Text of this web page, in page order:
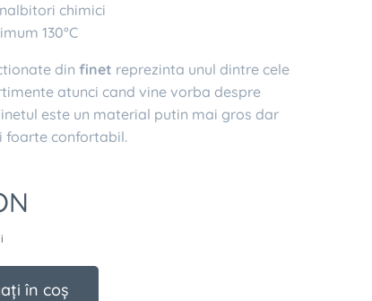
chimici
130°C
din finet reprezinta unul dintre cele
atunci cand vine vorba despre
este un material putin mai gros dar
foarte confortabil.
în coș